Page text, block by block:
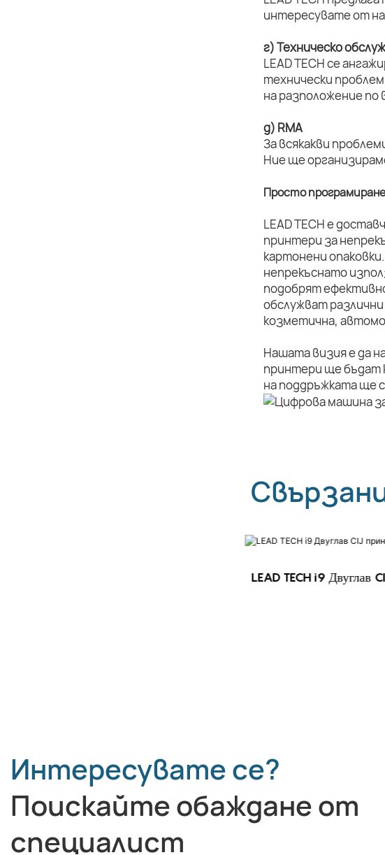
интересувате от
г) Техническо
LEAD TECH се
технически
на разположение
д) RMA
За всякакви
Ние ще
Просто
LEAD TECH е
принтери за
картонени
непрекъснато
подобрят
обслужват
козметична,
Нашата визия е да
принтери ще бъдат
на поддръжката ще
LEAD TECH i9 Двуглав
Интересувате се?
Поискайте обаждане от
специалист